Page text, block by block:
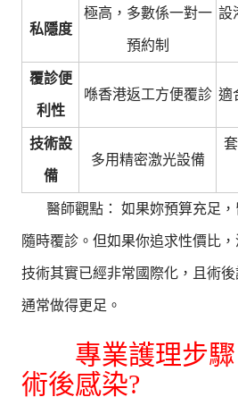
私隱度
極高，多數係一對一
預約制
設
覆診便
利性
喺香港返工方便覆診 適
技術設
備
多用精密激光設備
醫師觀點： 如果妳預算充足
隨時覆診。但如果你追求性價比
技術其實已經非常國際化，且術
通常做得更足。
專業護理步
術後感染?